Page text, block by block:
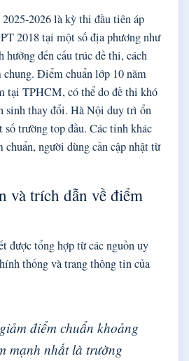
2026 là kỳ thi đầu tiên áp
2018 tại một số địa phương như
đến cấu trúc đề thi, cách
Điểm chuẩn lớp 10 năm
tại TPHCM, có thể do đề thi khó
sinh thay đổi. Hà Nội duy trì ổn
số trường top đầu. Các tỉnh khác
chuẩn, người dùng cần cập nhật từ
và trích dẫn về điểm
được tổng hợp từ các nguồn uy
thống và trang thông tin của
điểm chuẩn khoảng
mạnh nhất là trường